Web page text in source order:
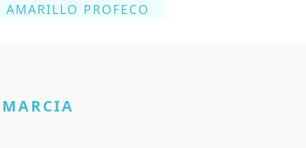
AMARILLO PROFECO
MARCIA